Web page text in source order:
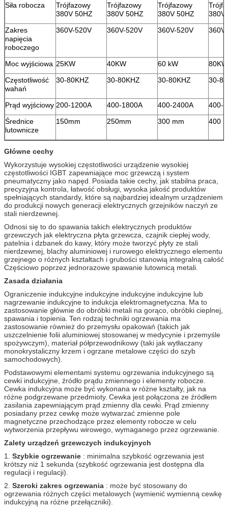
Siła robocza
Trójfazowy
380V 50HZ
Trójfazowy
380V 50HZ
Trójfazowy
380V 50HZ
380V
Zakres
napięcia
roboczego
360V-520V 360V-520V 360V-520V
Moc wyjściowa 25KW 40KW 60 kW
80KW
Częstotliwość
wahań
30-80KHZ 30-80KHZ 30-80KHZ 30-
Prąd wyjściowy 200-1200A 400-1800A 400-2400A
400-
Średnice
lutownicze
150mm 250mm 300 mm 400
Główne cechy
Wykorzystuje wysokiej częstotliwości urządzenie wysokiej
częstotliwości IGBT zapewniające moc grzewczą i system
pneumatyczny jako napęd. Posiada takie cechy, jak stabilna praca,
precyzyjna kontrola, łatwość obsługi, wysoka jakość produktów
spełniających standardy, które są najbardziej idealnym urządzeniem
do produkcji nowych generacji elektrycznych grzejników naczyń ze
stali nierdzewnej.
Odnosi się to do spawania takich elektrycznych produktów
grzewczych jak elektryczna płyta grzewcza, czajnik ciepłej wody,
patelnia i dzbanek do kawy, który może tworzyć płyty ze stali
nierdzewnej, blachy aluminiowej i rurowego elektrycznego elementu
grzejnego o różnych kształtach i grubości stanowią integralną całość
Częściowo poprzez jednorazowe spawanie lutownicą metali.
Zasada działania
Ograniczenie indukcyjne indukcyjne indukcyjne indukcyjne lub
nagrzewanie indukcyjne to indukcja elektromagnetyczna. Ma to
zastosowanie głównie do obróbki metali na gorąco, obróbki cieplnej,
spawania i topienia. Ten rodzaj techniki ogrzewania ma
zastosowanie również do przemysłu opakowań (takich jak
uszczelnienie folii aluminiowej stosowanej w medycynie i przemyśle
spożywczym), materiał półprzewodnikowy (taki jak wytłaczany
monokrystaliczny krzem i ogrzane metalowe części do szyb
samochodowych).
Podstawowymi elementami systemu ogrzewania indukcyjnego są
cewki indukcyjne, źródło prądu zmiennego i elementy robocze.
Cewka indukcyjna może być wykonana w różne kształty, jak na
różne podgrzewane przedmioty. Cewka jest połączona ze źródłem
zasilania zapewniającym prąd zmienny dla cewki. Prąd zmienny
posiadany przez cewkę może wytwarzać zmienne pole
magnetyczne przechodzące przez elementy robocze w celu
wytworzenia przepływu wirowego, wymaganego przez ogrzewanie.
Zalety urządzeń grzewczych indukcyjnych
1. Szybkie ogrzewanie : minimalna szybkość ogrzewania jest
krótszy niż 1 sekunda (szybkość ogrzewania jest dostępna dla
regulacji i regulacji).
2. Szeroki zakres ogrzewania : może być stosowany do
ogrzewania różnych części metalowych (wymienić wymienną cewkę
indukcyjną na różne przełączniki).